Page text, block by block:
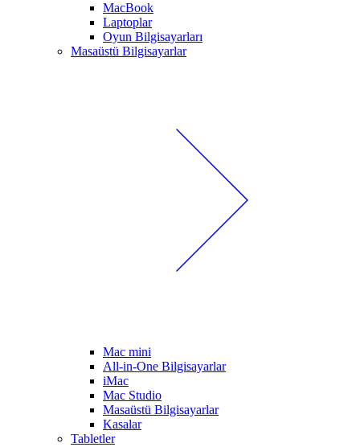
MacBook
Laptoplar
Oyun Bilgisayarları
Masaüstü Bilgisayarlar
Mac mini
All-in-One Bilgisayarlar
iMac
Mac Studio
Masaüstü Bilgisayarlar
Kasalar
Tabletler